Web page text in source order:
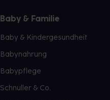
Baby & Familie
Baby & Kindergesundheit
Babynahrung
Babypflege
Schnuller & Co.